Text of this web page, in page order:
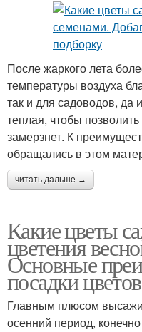
После жаркого лета
температуры воздуха
так и для садоводов, да
теплая, чтобы
замерзнет. К
обращались в этом
читать дальше →
Какие цветы
цветения
Основные
посадки цветов
Главным плюсом
осенний период,